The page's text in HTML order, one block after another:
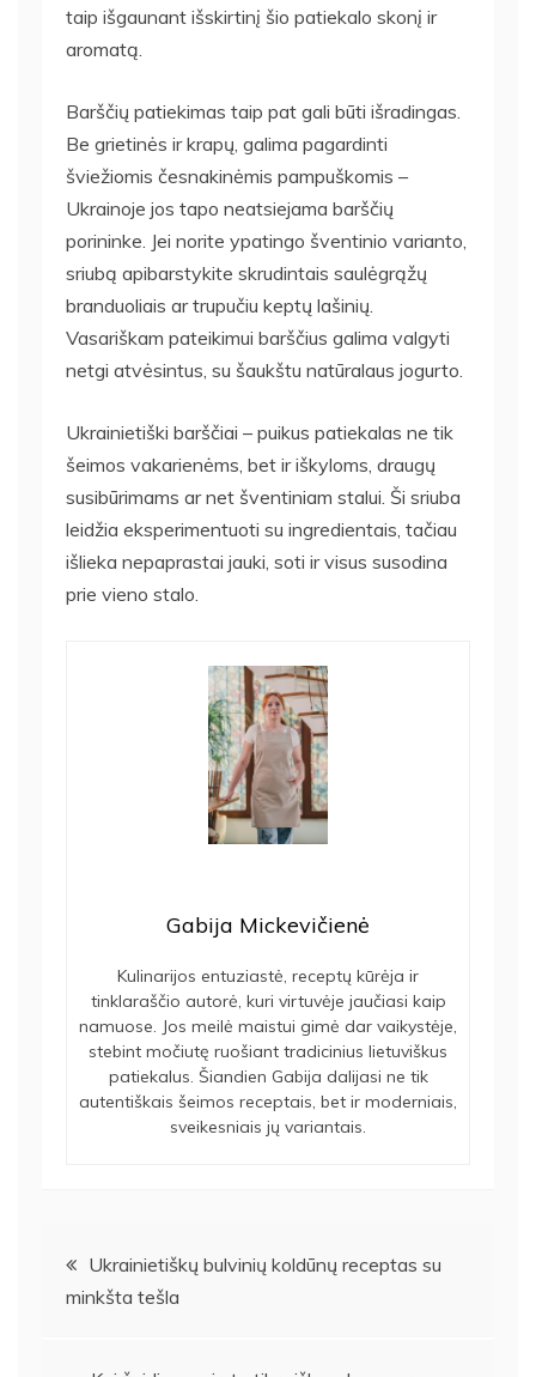
taip išgaunant išskirtinį šio patiekalo skonį ir
aromatą.
Barščių patiekimas taip pat gali būti išradingas.
Be grietinės ir krapų, galima pagardinti
šviežiomis česnakinėmis pampuškomis –
Ukrainoje jos tapo neatsiejama barščių
porininke. Jei norite ypatingo šventinio varianto,
sriubą apibarstykite skrudintais saulėgrąžų
branduoliais ar trupučiu keptų lašinių.
Vasariškam pateikimui barščius galima valgyti
netgi atvėsintus, su šaukštu natūralaus jogurto.
Ukrainietiški barščiai – puikus patiekalas ne tik
šeimos vakarienėms, bet ir iškyloms, draugų
susibūrimams ar net šventiniam stalui. Ši sriuba
leidžia eksperimentuoti su ingredientais, tačiau
išlieka nepaprastai jauki, soti ir visus susodina
prie vieno stalo.
Gabija Mickevičienė
Kulinarijos entuziastė, receptų kūrėja ir
tinklaraščio autorė, kuri virtuvėje jaučiasi kaip
namuose. Jos meilė maistui gimė dar vaikystėje,
stebint močiutę ruošiant tradicinius lietuviškus
patiekalus. Šiandien Gabija dalijasi ne tik
autentiškais šeimos receptais, bet ir moderniais,
sveikesniais jų variantais.
Navigacija
tarp
Ukrainietiškų bulvinių koldūnų receptas su
minkšta tešla